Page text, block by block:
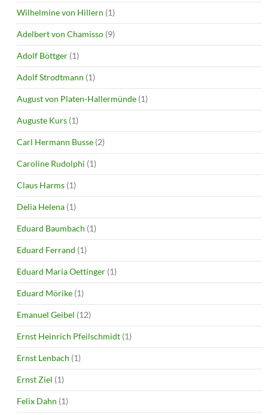
Wilhelmine von Hillern (1)
Adelbert von Chamisso (9)
Adolf Böttger (1)
Adolf Strodtmann (1)
August von Platen-Hallermünde (1)
Auguste Kurs (1)
Carl Hermann Busse (2)
Caroline Rudolphi (1)
Claus Harms (1)
Delia Helena (1)
Eduard Baumbach (1)
Eduard Ferrand (1)
Eduard Maria Oettinger (1)
Eduard Mörike (1)
Emanuel Geibel (12)
Ernst Heinrich Pfeilschmidt (1)
Ernst Lenbach (1)
Ernst Ziel (1)
Felix Dahn (1)